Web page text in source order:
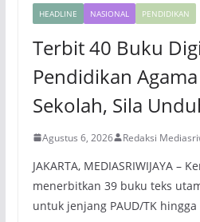
HEADLINE NASIONAL PENDIDIKAN
Terbit 40 Buku
Pendidikan
Sekolah, Sila
Agustus 6, 2026 Redaksi
JAKARTA, MEDIASRIWIJAYA –
menerbitkan 39 buku teks
untuk jenjang PAUD/TK hingga